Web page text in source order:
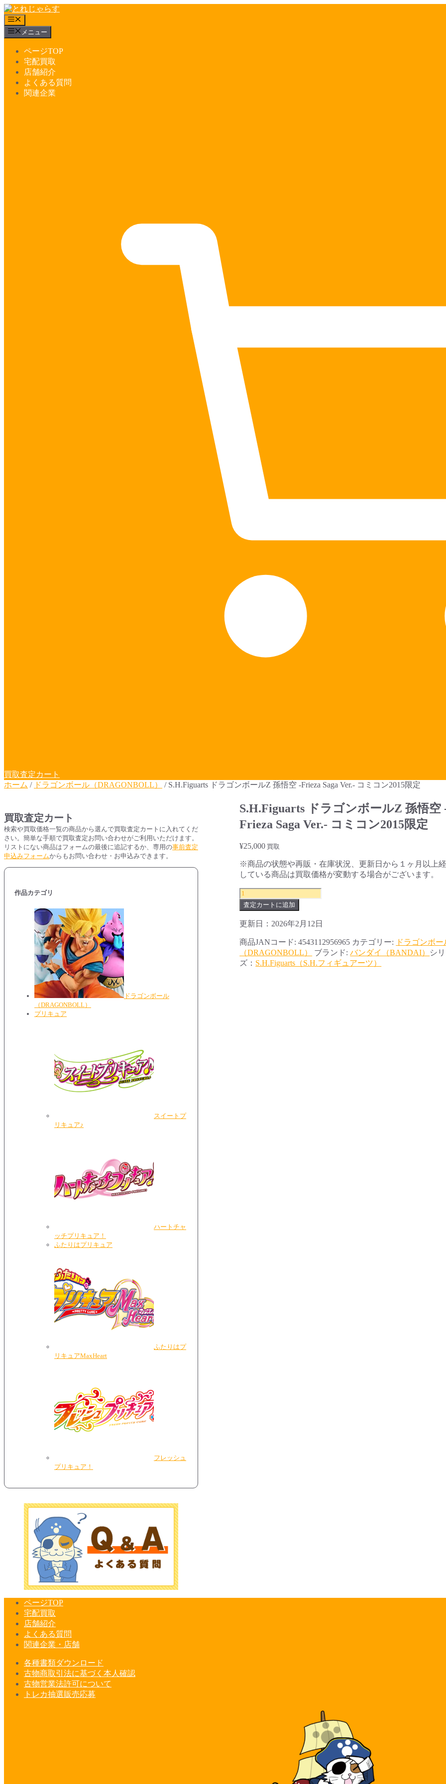
コ
ン
テ
ン
メ
ニ
ュ
メニュー
ページTOP
宅配買取
店舗紹介
よくある質問
関連企業
買取査定カート
ホーム / ドラゴンボール（DRAGONBOLL） / S.H.Figuarts ドラゴンボールZ 孫悟空 -Frieza Saga Ver.- コミコン2015限定
S.H.Figuarts ドラゴンボールZ 孫悟空
Frieza Saga Ver.- コミコン2015限定
¥25,000 買取
※商品の状態や再販・在庫状況、更新日から１ヶ月以上
している商品は買取価格が変動する場合がございます。
S.H.Figuarts
ド
ラ
ゴ
ボ
ー
ル
査定カートに追加
更新日：2026年2月12日
商品JANコード:4543112956965 カテゴリー:
ドラゴンボー
（DRAGONBOLL）
ブランド:バンダイ（BANDAI）
シ
ズ： S.H.Figuarts（S.H.フィギュアーツ）
買取査定カート
検索や買取価格一覧の商品から選んで買取査定カートに入れてくだ
さい。簡単な手順で買取査定お問い合わせがご利用いただけます。
リストにない商品はフォームの最後に追記するか、専用の事前査定
申込みフォームからもお問い合わせ・お申込みできます。
作品カテゴリ
ドラゴンボール
（DRAGONBOLL）
プリキュア
スイートプ
リキュア♪
ハートチャ
ッチプリキュア！
ふたりはプリキュア
ふたりはプ
リキュアMaxHeart
フレッシュ
プリキュア！
ページTOP
宅配買取
店舗紹介
よくある質問
関連企業・店舗
各種書類ダウンロード
古物商取引法に基づく本人確認
古物営業法許可について
トレカ抽選販売応募